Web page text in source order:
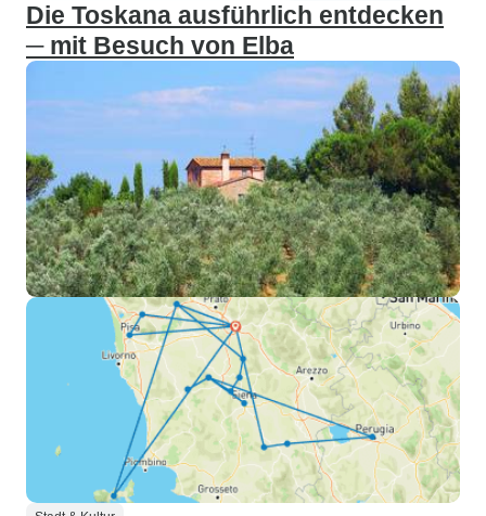
Die Toskana ausführlich entdecken
─ mit Besuch von Elba